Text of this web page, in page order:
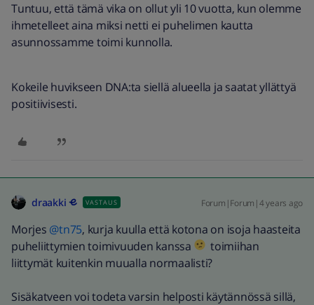
Tuntuu, että tämä vika on ollut yli 10 vuotta, kun olemme
ihmetelleet aina miksi netti ei puhelimen kautta
asunnossamme toimi kunnolla.
Kokeile huvikseen DNA:ta siellä alueella ja saatat yllättyä
positiivisesti.
draakki VASTAUS Forum|Forum|4 years ago
Morjes @tn75, kurja kuulla että kotona on isoja haasteita
puheliittymien toimivuuden kanssa
toimiihan
liittymät kuitenkin muualla normaalisti?
Sisäkatveen voi todeta varsin helposti käytännössä sillä,